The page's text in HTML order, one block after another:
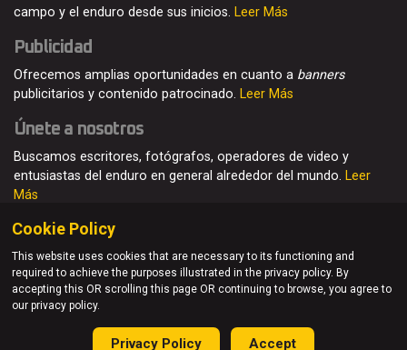
campo y el enduro desde sus inicios. Leer Más
Publicidad
Ofrecemos amplias oportunidades en cuanto a banners
publicitarios y contenido patrocinado. Leer Más
Únete a nosotros
Buscamos escritores, fotógrafos, operadores de video y
entusiastas del enduro en general alrededor del mundo. Leer
Más
© Enduro21 / Future7Media Limited. Todos los derechos
reservados
Quienes somos Contacto Únete Publicidad
Cookie Policy
This website uses cookies that are necessary to its functioning and
required to achieve the purposes illustrated in the privacy policy. By
accepting this OR scrolling this page OR continuing to browse, you agree to
our privacy policy.
Privacy Policy Accept